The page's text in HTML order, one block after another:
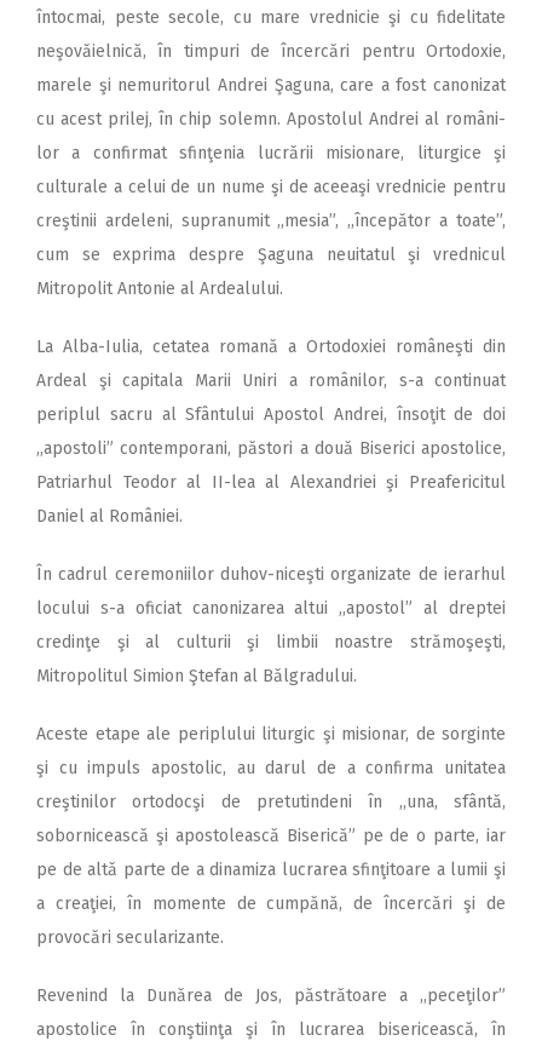
întocmai, peste secole, cu mare vrednicie şi cu fidelitate
neşovăielnică, în timpuri de încercări pentru Ortodoxie,
marele şi nemuritorul Andrei Şaguna, care a fost canonizat
cu acest prilej, în chip solemn. Apostolul Andrei al români-
lor a confirmat sfinţenia lucrării misionare, liturgice şi
culturale a celui de un nume şi de aceeaşi vrednicie pentru
creştinii ardeleni, supranumit ,,mesia”, ,,începător a toate”,
cum se exprima despre Şaguna neuitatul şi vrednicul
Mitropolit Antonie al Ardealului.
La Alba-Iulia, cetatea romană a Ortodoxiei româneşti din
Ardeal şi capitala Marii Uniri a românilor, s-a continuat
periplul sacru al Sfântului Apostol Andrei, însoţit de doi
,,apostoli” contemporani, păstori a două Biserici apostolice,
Patriarhul Teodor al II-lea al Alexandriei şi Preafericitul
Daniel al României.
În cadrul ceremoniilor duhov-niceşti organizate de ierarhul
locului s-a oficiat canonizarea altui ,,apostol” al dreptei
credinţe şi al culturii şi limbii noastre strămoşeşti,
Mitropolitul Simion Ştefan al Bălgradului.
Aceste etape ale periplului liturgic şi misionar, de sorginte
şi cu impuls apostolic, au darul de a confirma unitatea
creştinilor ortodocşi de pretutindeni în ,,una, sfântă,
sobornicească şi apostolească Biserică” pe de o parte, iar
pe de altă parte de a dinamiza lucrarea sfinţitoare a lumii şi
a creaţiei, în momente de cumpănă, de încercări şi de
provocări secularizante.
Revenind la Dunărea de Jos, păstrătoare a ,,peceţilor”
apostolice în conştiinţa şi în lucrarea bisericească, în